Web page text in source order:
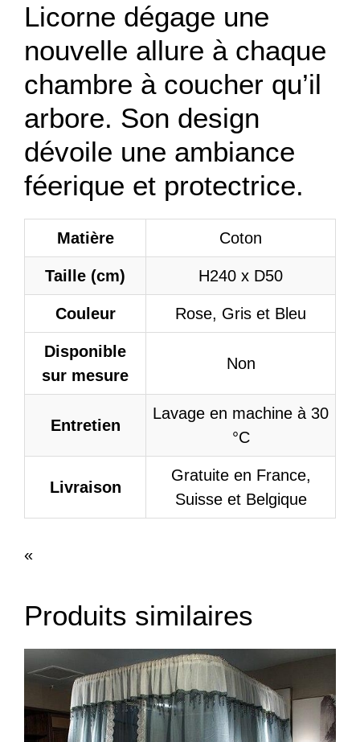
Licorne dégage une
nouvelle allure à chaque
chambre à coucher qu’il
arbore. Son design
dévoile une ambiance
féerique et protectrice.
Matière Coton
Taille (cm) H240 x D50
Couleur Rose, Gris et Bleu
Disponible
sur mesure
Non
Entretien
Lavage en machine à 30
°C
Livraison
Gratuite en France,
Suisse et Belgique
«
Produits similaires